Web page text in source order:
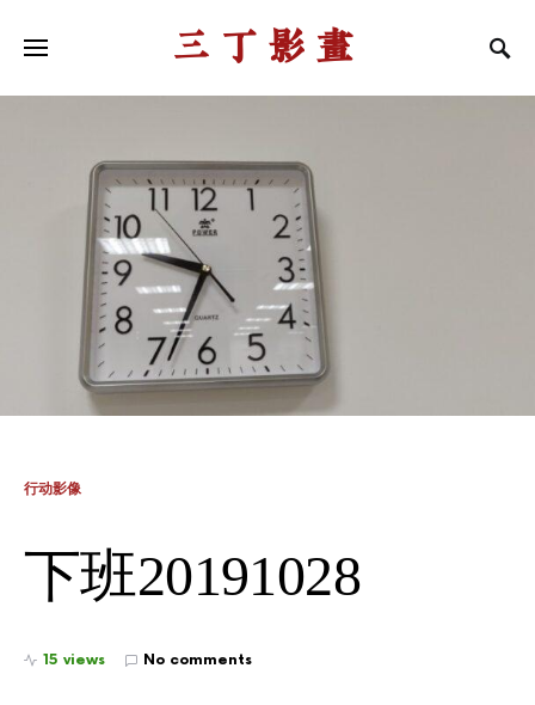
三丁影画
行动影像
下班20191028
15 views No comments